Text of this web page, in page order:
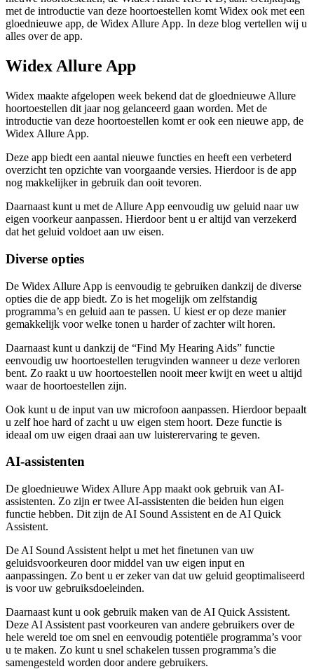
met de introductie van deze hoortoestellen komt Widex ook met een
gloednieuwe app, de Widex Allure App. In deze blog vertellen wij u
alles over de app.
Widex Allure App
Widex maakte afgelopen week bekend dat de gloednieuwe Allure
hoortoestellen dit jaar nog gelanceerd gaan worden. Met de
introductie van deze hoortoestellen komt er ook een nieuwe app, de
Widex Allure App.
Deze app biedt een aantal nieuwe functies en heeft een verbeterd
overzicht ten opzichte van voorgaande versies. Hierdoor is de app
nog makkelijker in gebruik dan ooit tevoren.
Daarnaast kunt u met de Allure App eenvoudig uw geluid naar uw
eigen voorkeur aanpassen. Hierdoor bent u er altijd van verzekerd
dat het geluid voldoet aan uw eisen.
Diverse opties
De Widex Allure App is eenvoudig te gebruiken dankzij de diverse
opties die de app biedt. Zo is het mogelijk om zelfstandig
programma’s en geluid aan te passen. U kiest er op deze manier
gemakkelijk voor welke tonen u harder of zachter wilt horen.
Daarnaast kunt u dankzij de “Find My Hearing Aids” functie
eenvoudig uw hoortoestellen terugvinden wanneer u deze verloren
bent. Zo raakt u uw hoortoestellen nooit meer kwijt en weet u altijd
waar de hoortoestellen zijn.
Ook kunt u de input van uw microfoon aanpassen. Hierdoor bepaalt
u zelf hoe hard of zacht u uw eigen stem hoort. Deze functie is
ideaal om uw eigen draai aan uw luisterervaring te geven.
AI-assistenten
De gloednieuwe Widex Allure App maakt ook gebruik van AI-
assistenten. Zo zijn er twee AI-assistenten die beiden hun eigen
functie hebben. Dit zijn de AI Sound Assistent en de AI Quick
Assistent.
De AI Sound Assistent helpt u met het finetunen van uw
geluidsvoorkeuren door middel van uw eigen input en
aanpassingen. Zo bent u er zeker van dat uw geluid geoptimaliseerd
is voor uw gebruiksdoeleinden.
Daarnaast kunt u ook gebruik maken van de AI Quick Assistent.
Deze AI Assistent past voorkeuren van andere gebruikers over de
hele wereld toe om snel en eenvoudig potentiële programma’s voor
u te maken. Zo kunt u snel schakelen tussen programma’s die
samengesteld worden door andere gebruikers.